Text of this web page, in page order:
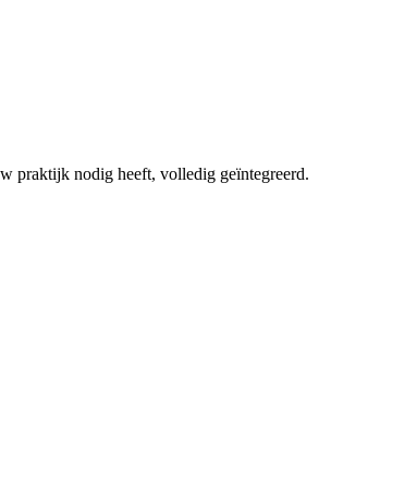
praktijk nodig heeft, volledig geïntegreerd.